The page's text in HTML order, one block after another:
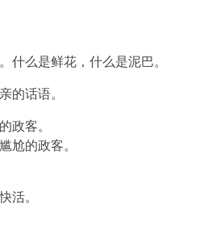
什么是鲜花，什么是泥巴。
的话语。
政客。
尬的政客。
活。